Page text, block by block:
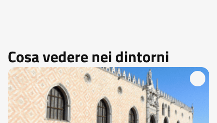
Cosa vedere nei dintorni